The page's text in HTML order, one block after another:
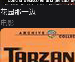
花园那一边
电影